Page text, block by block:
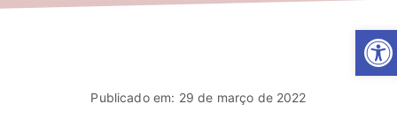
Publicado em: 29 de março de 2022